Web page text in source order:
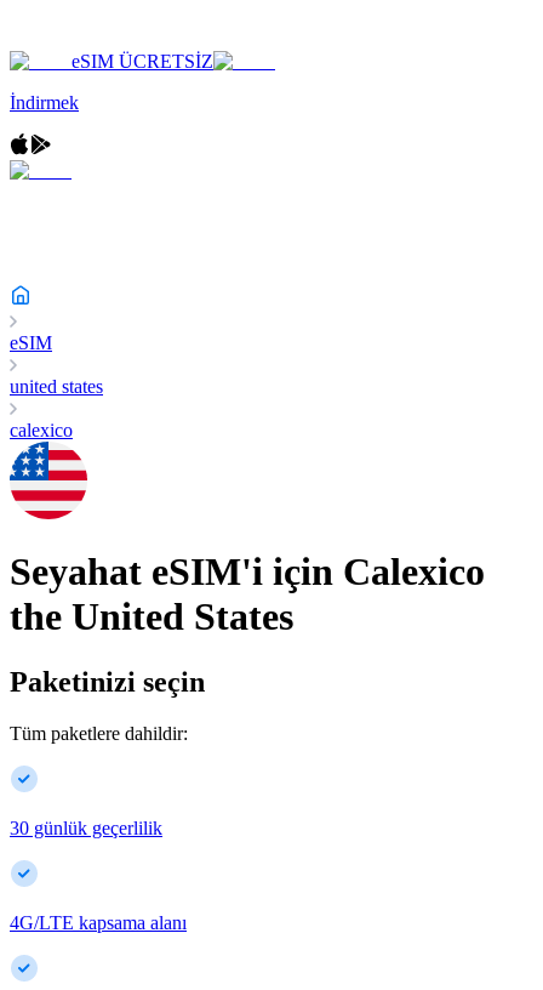
eSIM ÜCRETSİZ
İndirmek
eSIM
united states
calexico
Seyahat eSIM'i için Calexico
the United States
Paketinizi seçin
Tüm paketlere dahildir:
30 günlük geçerlilik
4G/LTE kapsama alanı